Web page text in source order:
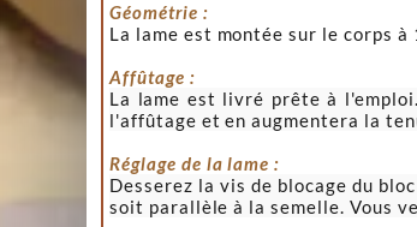
Géométrie :
La lame est montée sur le corps à
Affûtage :
La lame est livré prête à
l'affûtage et en augmentera la
Réglage de la lame :
Desserez la vis de blocage du
soit parallèle à la semelle. Vous